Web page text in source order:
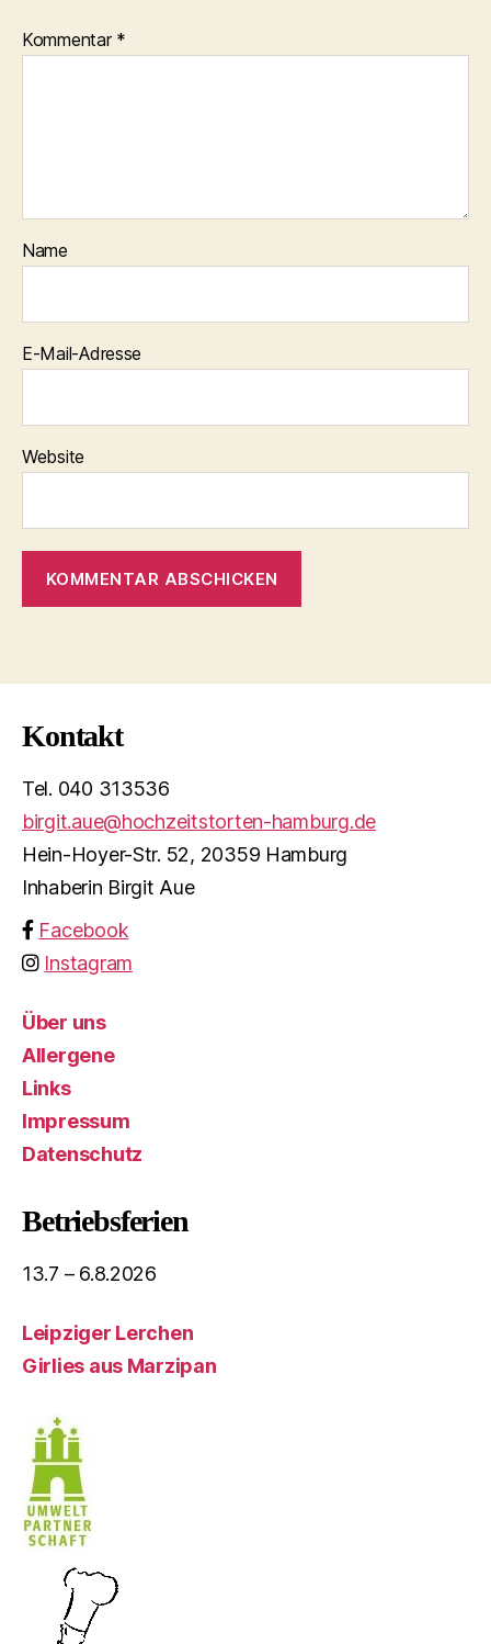
Kommentar *
Name
E-Mail-Adresse
Website
Kontakt
Tel. 040 313536
birgit.aue@hochzeitstorten-hamburg.de
Hein-Hoyer-Str. 52, 20359 Hamburg
Inhaberin Birgit Aue
Facebook
Instagram
Über uns
Allergene
Links
Impressum
Datenschutz
Betriebsferien
13.7 – 6.8.2026
Leipziger Lerchen
Girlies aus Marzipan